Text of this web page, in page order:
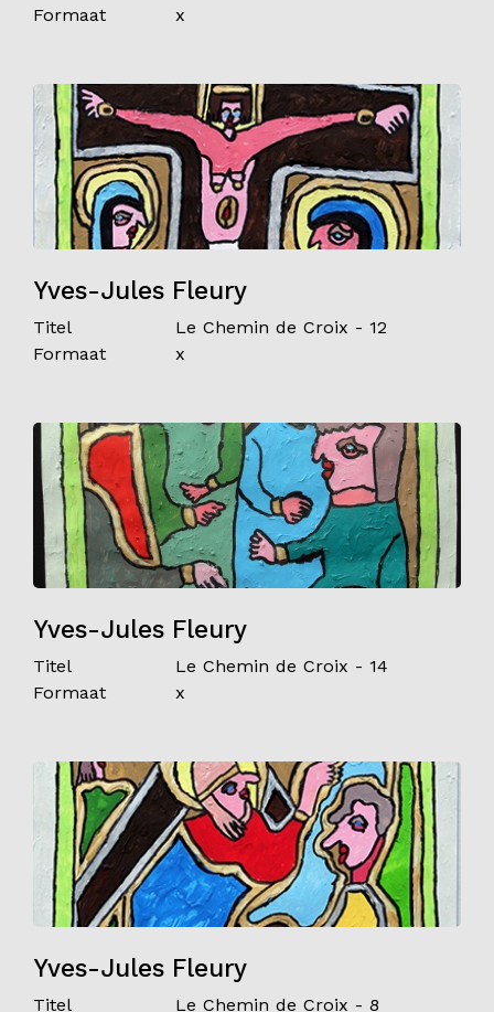
Formaat
x
Yves-Jules Fleury
Titel
Le Chemin de Croix - 12
Formaat
x
Yves-Jules Fleury
Titel
Le Chemin de Croix - 14
Formaat
x
Yves-Jules Fleury
Titel Le Chemin de Croix - 8